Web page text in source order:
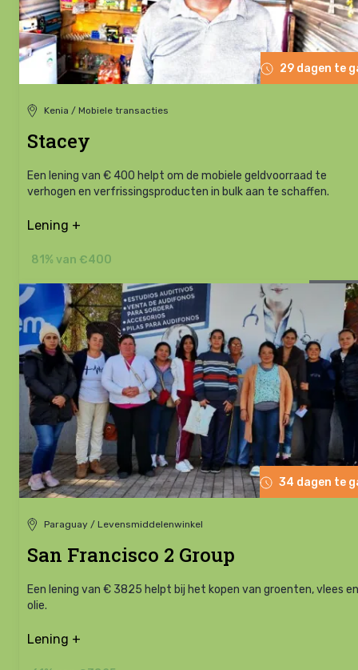
29 dagen te
Kenia / Mobiele transacties
Stacey
Een lening van € 400 helpt om de mobiele geldvoorraad te
verhogen en verfrissingsproducten in bulk aan te schaffen.
Lening +
81% van €400
34 dagen te
Paraguay / Levensmiddelenwinkel
San Francisco 2 Group
Een lening van € 3825 helpt bij het kopen van groenten, vlees en
olie.
Lening +